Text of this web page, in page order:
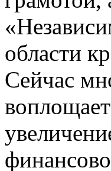
области
Сейчас